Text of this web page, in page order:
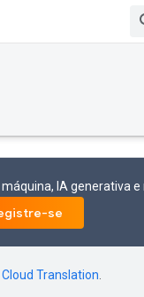
IA generativa
se
Cloud Translation